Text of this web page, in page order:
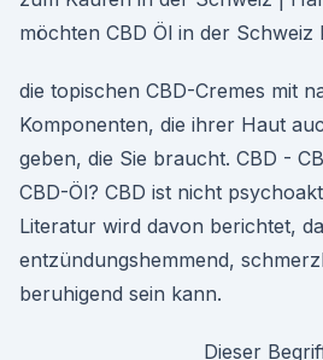
möchten CBD Öl in der Schweiz
die topischen CBD-Cremes mit
Komponenten, die ihrer Haut
geben, die Sie braucht. CBD -
CBD-Öl? CBD ist nicht
Literatur wird davon berichtet,
entzündungshemmend,
beruhigend sein kann.
Dieser